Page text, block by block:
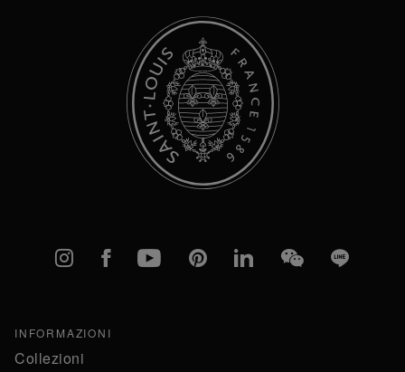
Instagram
FacebookYouTubePinterestlinkedInWeChatLine
INFORMAZIONI
Collezioni